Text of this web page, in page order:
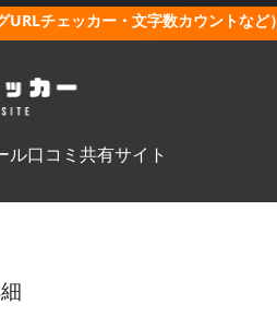
チェッカー・文字数カウントなど）
口コミ共有サイト